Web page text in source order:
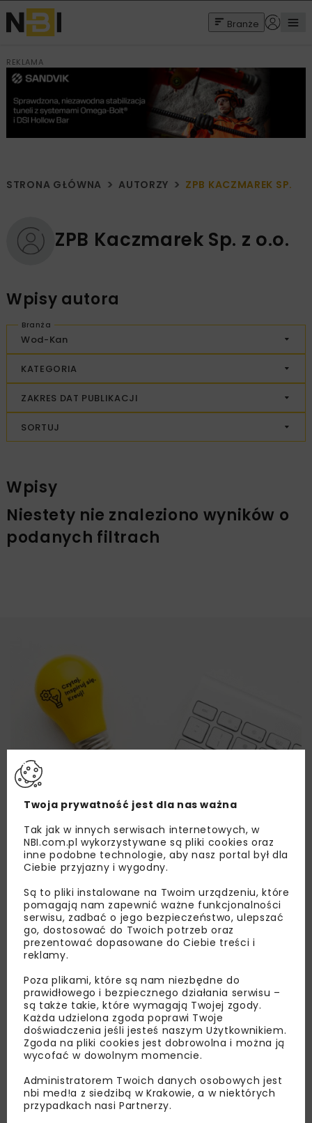
Branże
REKLAMA
STRONA GŁÓWNA AUTORZY ZPB KACZMAREK SP. Z
ZPB Kaczmarek Sp. z o.o.
Wpisy autora
Wod-Kan
Branża
KATEGORIA
ZAKRES DAT PUBLIKACJI
SORTUJ
Wpisy
Niestety nie znaleziono wyników o
podanych filtrach
Lubisz wiedzieć więcej?
Zapisz się do newslettera aby otrzymywać od
nas najlepsze informacje branżowe,
zaproszenia na wydarzenia, atrakcyjne oferty i
dedykowane akcje specjalne.
Regulaminemoraz wyrażam zgodę na otrzymywanie na
podany przeze mnie adres e-mail korespondencji
handlowej w postaci newslettera.
Twoja prywatność jest dla nas ważna
Tak jak w innych serwisach internetowych, w
NBI.com.pl wykorzystywane są pliki cookies oraz
inne podobne technologie, aby nasz portal był dla
Ciebie przyjazny i wygodny.
Są to pliki instalowane na Twoim urządzeniu, które
pomagają nam zapewnić ważne funkcjonalności
serwisu, zadbać o jego bezpieczeństwo, ulepszać
go, dostosować do Twoich potrzeb oraz
prezentować dopasowane do Ciebie treści i
reklamy.
Poza plikami, które są nam niezbędne do
prawidłowego i bezpiecznego działania serwisu –
są także takie, które wymagają Twojej zgody.
Każda udzielona zgoda poprawi Twoje
doświadczenia jeśli jesteś naszym Użytkownikiem.
Zgoda na pliki cookies jest dobrowolna i można ją
wycofać w dowolnym momencie.
Administratorem Twoich danych osobowych jest
nbi med!a z siedzibą w Krakowie, a w niektórych
przypadkach nasi Partnerzy.